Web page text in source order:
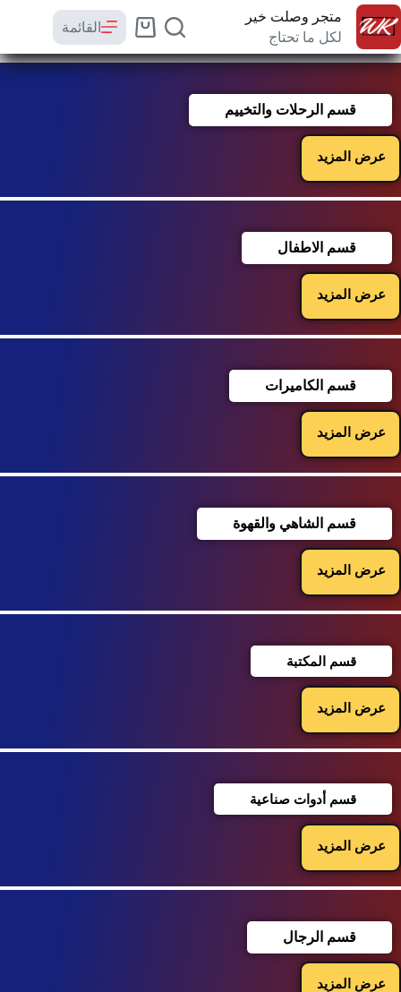
متجر وصلت خير
لكل ما تحتاج
القائمة
قسم الرحلات والتخييم
عرض المزيد
قسم الاطفال
عرض المزيد
قسم الكاميرات
عرض المزيد
قسم الشاهي والقهوة
عرض المزيد
قسم المكتبة
عرض المزيد
قسم أدوات صناعية
عرض المزيد
قسم الرجال
عرض المزيد